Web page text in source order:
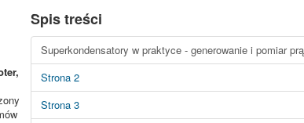
Spis treści
Superkondensatory w praktyce - generowanie i pomiar
Strona 2
Strona 3